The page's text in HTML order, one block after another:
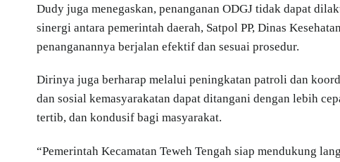
Dudy juga menegaskan, penanganan ODGJ tidak dapat
sinergi antara pemerintah daerah, Satpol PP, Dinas
penanganannya berjalan efektif dan sesuai prosedur.
Dirinya juga berharap melalui peningkatan patroli dan
dan sosial kemasyarakatan dapat ditangani dengan lebih
tertib, dan kondusif bagi masyarakat.
“Pemerintah Kecamatan Teweh Tengah siap mendukung